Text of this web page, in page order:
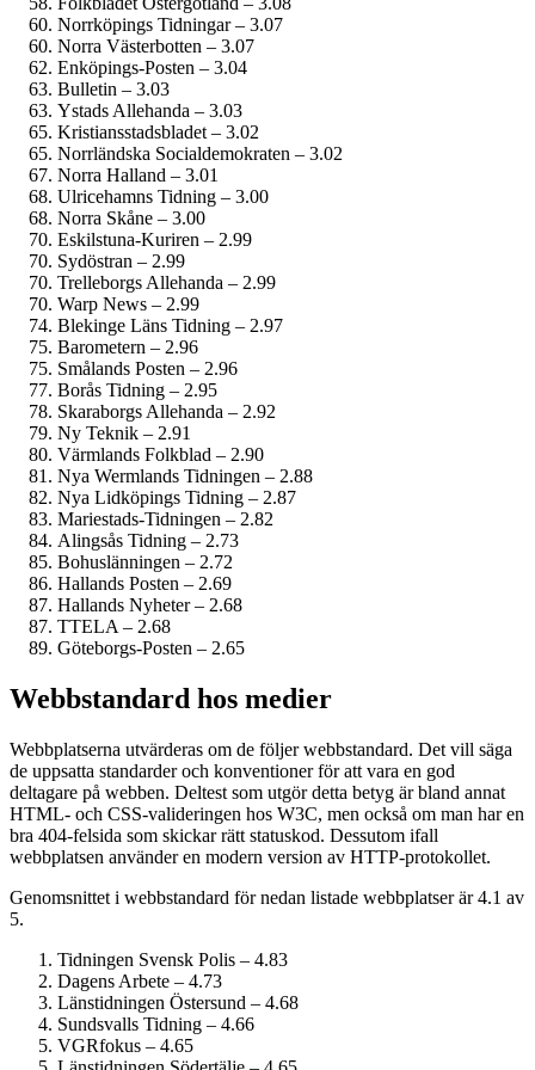
Norrköpings Tidningar – 3.07
Norra Västerbotten – 3.07
Enköpings-Posten – 3.04
Bulletin – 3.03
Ystads Allehanda – 3.03
Kristiansstadsbladet – 3.02
Norrländska Social­demokraten – 3.02
Norra Halland – 3.01
Ulricehamns Tidning – 3.00
Norra Skåne – 3.00
Eskilstuna-Kuriren – 2.99
Sydöstran – 2.99
Trelleborgs Allehanda – 2.99
Warp News – 2.99
Blekinge Läns Tidning – 2.97
Barometern – 2.96
Smålands Posten – 2.96
Borås Tidning – 2.95
Skaraborgs Allehanda – 2.92
Ny Teknik – 2.91
Värmlands Folkblad – 2.90
Nya Wermlands Tidningen – 2.88
Nya Lidköpings Tidning – 2.87
Mariestads-Tidningen – 2.82
Alingsås Tidning – 2.73
Bohuslänningen – 2.72
Hallands Posten – 2.69
Hallands Nyheter – 2.68
TTELA – 2.68
Göteborgs-Posten – 2.65
Webbstandard hos medier
Webbplatserna utvärderas om de följer webbstandard. Det vill säga
de uppsatta standarder och konventioner för att vara en god
deltagare på webben. Deltest som utgör detta betyg är bland annat
HTML- och CSS-valideringen hos W3C, men också om man har en
bra 404-felsida som skickar rätt statuskod. Dessutom ifall
webbplatsen använder en modern version av HTTP-protokollet.
Genomsnittet i webbstandard för nedan listade webbplatser är 4.1 av
5.
Tidningen Svensk Polis – 4.83
Dagens Arbete – 4.73
Länstidningen Östersund – 4.68
Sundsvalls Tidning – 4.66
VGRfokus – 4.65